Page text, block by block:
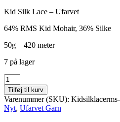
Kid Silk Lace – Ufarvet
64% RMS Kid Mohair, 36% Silke
50g – 420 meter
7 på lager
Kid
Silk
Lace
RMS/Natur
64%/36%
Tilføj til kurv
Varenummer (SKU):
Nyt, Ufarvet Garn